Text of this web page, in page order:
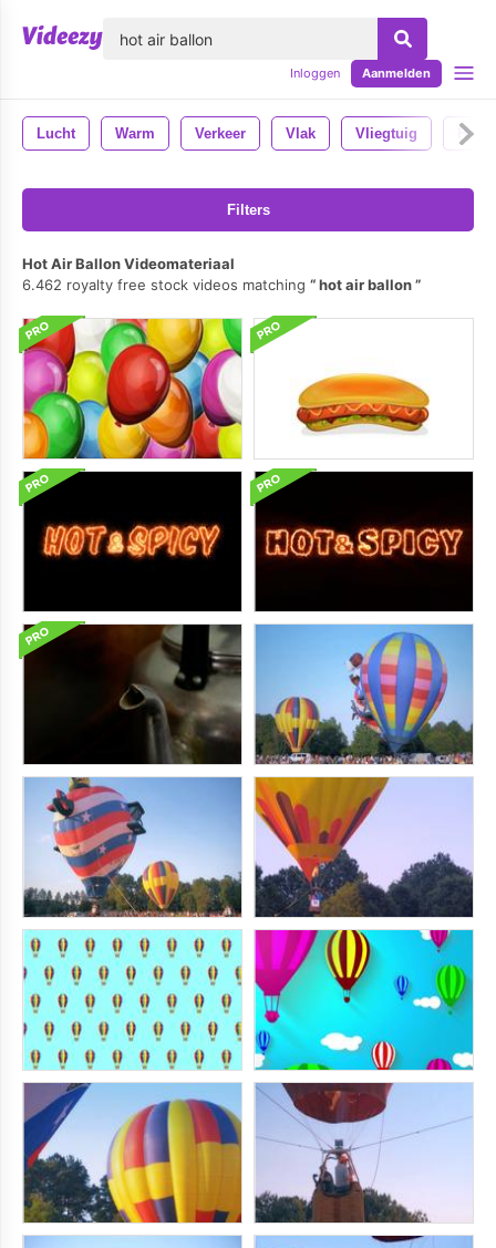
Inloggen Aanmelden
Lucht Warm Verkeer Vlak Vliegtuig
Filters
Hot Air Ballon Videomateriaal
6.462 royalty free stock videos matching
hot air ballon